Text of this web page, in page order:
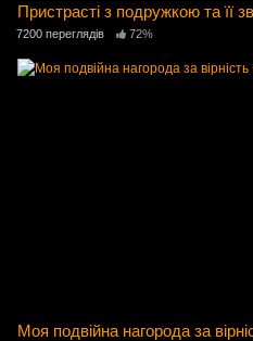
Пристрасті з подружкою та її
7200 переглядів 72%
Моя подвійна нагорода за